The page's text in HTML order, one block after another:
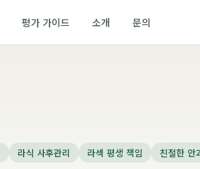
평가 가이드 소개 문의
라식 사후관리 라섹 평생 책임 친절한 안